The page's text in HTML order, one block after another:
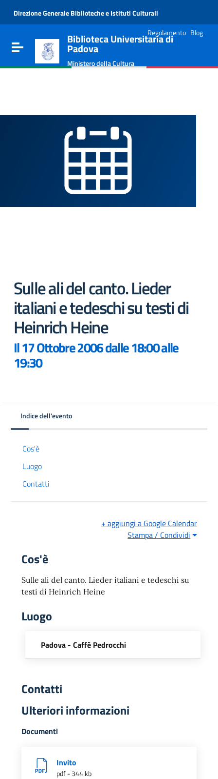
Go to the navigation menu
Direzione Generale Biblioteche e Istituti Culturali
Regolamento Blog
Toggle navigationBiblioteca Universitaria di
Padova
Ministero della Cultura
Sulle ali del canto. Lieder
italiani e tedeschi su testi di
Heinrich Heine
Il 17 Ottobre 2006 dalle 18:00 alle
19:30
Indice dell'evento
Cos'è
Luogo
Contatti
+ aggiungi a Google Calendar
Stampa / Condividi
Cos'è
Sulle ali del canto. Lieder italiani e tedeschi su
testi di Heinrich Heine
Luogo
Padova - Caffè Pedrocchi
Contatti
Ulteriori informazioni
Documenti
Invito
pdf - 344 kb